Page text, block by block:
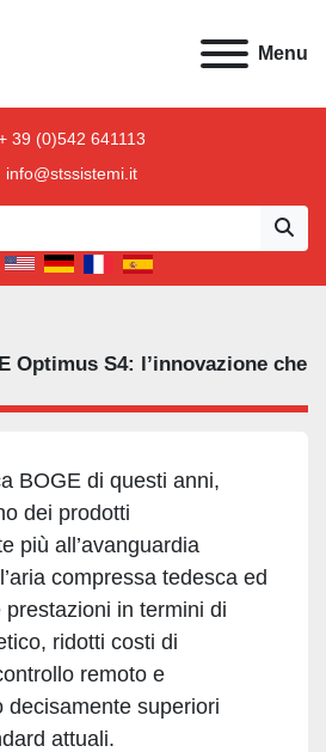
Menu
39 (0)542 641113
info@stssistemi.it
Optimus S4: l’innovazione che
BOGE di questi anni,
dei prodotti
più all’avanguardia
compressa tedesca ed
in termini di
ridotti costi di
remoto e
decisamente superiori
attuali.